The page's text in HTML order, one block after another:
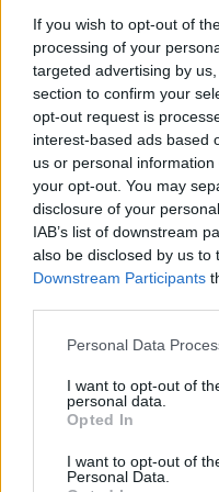
If you wish to opt-out of
processing of your
targeted advertising by
section to confirm your
opt-out request is
interest-based ads based
us or personal
your opt-out. You may
disclosure of your
IAB’s list of downstream
also be disclosed by us to
Downstream Participants
Personal Data
I want to opt-out of
personal data.
Opted In
I want to opt-out of
Personal Data.
ΡΕΠΟΡΤΑΖ ΔΡΑΣΕΙΣ
Στο Πανελλήνιον
σύνδεσης του σήμερα
Μυτιλήνης με το χθες
Μια έκθεση
Εμπορικό Σύλλογο
ΜΟΥΣΙΚΗ
Η γιορτή της τράτας
ξανά στη Σκάλα
Η αναπαράσταση του
αλιευτικού εθίμου, οι
γέμισαν το λιμάνι το
Αυγούστου
ΜΟΥΣΙΚΗ